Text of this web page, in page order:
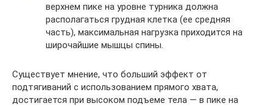
верхнем пике на уровне турника должна
располагаться грудная клетка (ее средняя
часть), максимальная нагрузка приходится на
широчайшие мышцы спины.
Существует мнение, что больший эффект от
подтягиваний с использованием прямого хвата,
достигается при высоком подъеме тела — в пике на